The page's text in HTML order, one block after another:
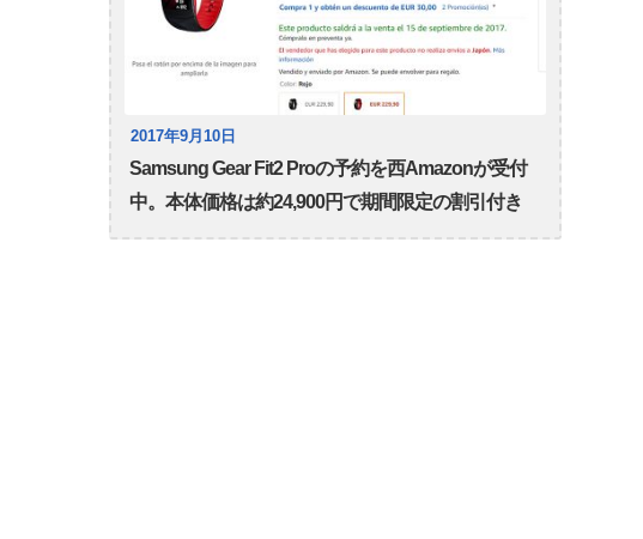
2017年9月10日
Samsung Gear Fit2 Proの予約を西Amazonが受付
中。本体価格は約24,900円で期間限定の割引付き